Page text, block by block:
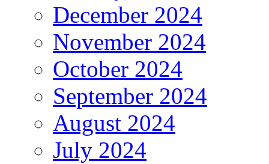
December 2024
November 2024
October 2024
September 2024
August 2024
July 2024